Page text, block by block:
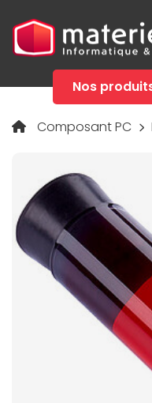
Nos
Composant PC